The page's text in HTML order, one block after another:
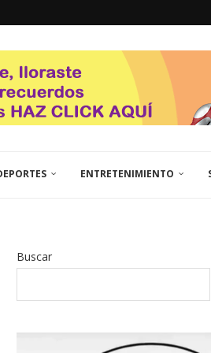
ENTRETENIMIENTO
Buscar